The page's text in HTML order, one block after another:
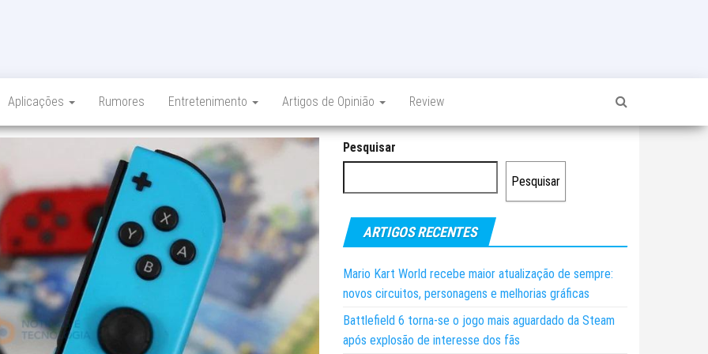
Aplicações Rumores Entretenimento Artigos de Opinião Review
Pesquisar
Pesquisar
ARTIGOS RECENTES
Mario Kart World recebe maior atualização de sempre:
novos circuitos, personagens e melhorias gráficas
Battlefield 6 torna-se o jogo mais aguardado da Steam
após explosão de interesse dos fãs